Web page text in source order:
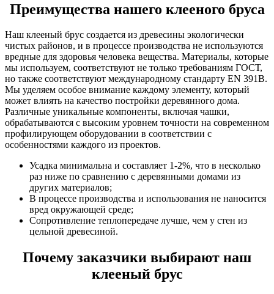
Преимущества нашего клееного бруса
Наш клееный брус создается из древесины экологически
чистых районов, и в процессе производства не используются
вредные для здоровья человека вещества. Материалы, которые
мы используем, соответствуют не только требованиям ГОСТ,
но также соответствуют международному стандарту EN 391B.
Мы уделяем особое внимание каждому элементу, который
может влиять на качество постройки деревянного дома.
Различные уникальные компоненты, включая чашки,
обрабатываются с высоким уровнем точности на современном
профилирующем оборудовании в соответствии с
особенностями каждого из проектов.
Усадка минимальна и составляет 1-2%, что в несколько
раз ниже по сравнению с деревянными домами из
других материалов;
В процессе производства и использования не наносится
вред окружающей среде;
Сопротивление теплопередаче лучше, чем у стен из
цельной древесиной.
Почему заказчики выбирают наш
клееный брус